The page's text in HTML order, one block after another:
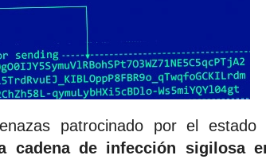
patrocinado por el estado
cadena de infección sigilosa